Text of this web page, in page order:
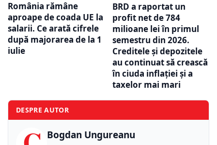
România rămâne
aproape de coada UE la
salarii. Ce arată cifrele
după majorarea de la 1
iulie
BRD a raportat un
profit net de 784
milioane lei în primul
semestru din 2026.
Creditele și depozitele
au continuat să crească
în ciuda inflației și a
taxelor mai mari
DESPRE AUTOR
Bogdan Ungureanu